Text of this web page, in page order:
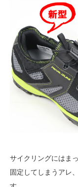
サイクリングにはま
固定してしまうアレ